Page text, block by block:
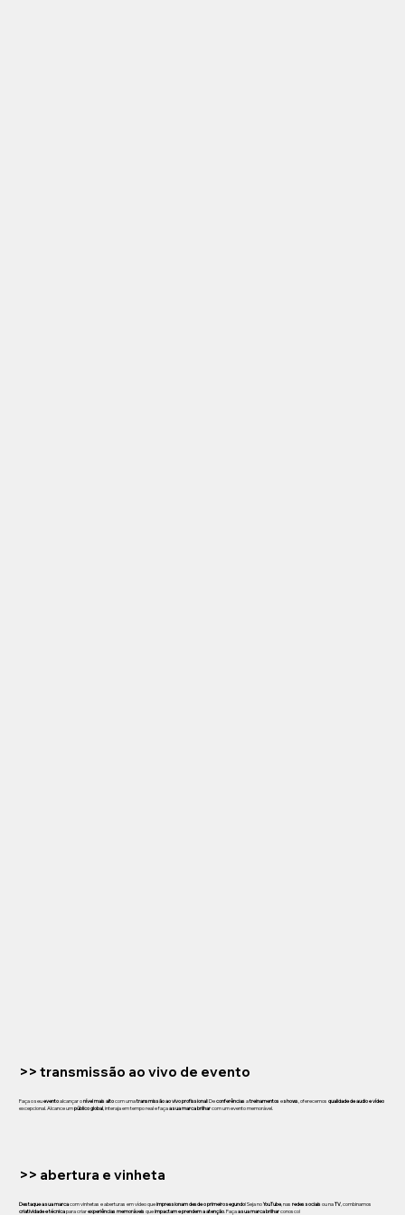
>> transmissão ao vivo de evento
Faça o seueventoalcançar onível mais altocom umatransmissão ao vivo profissional! Deconferências atreinamentos eshows , oferecemos qualidade de audio e vídeo
excepcional. Alcance umpúblico global, interaja em tempo real e façaa sua marca brilharcom um evento memorável.
>> abertura e vinheta
Destaque a sua marcacom vinhetas e aberturas em vídeo queimpressionam desde o primeiro segundo! Seja noYouTube, nas redes sociais ou naTV, combinamos
criatividade e técnicapara criarexperiências memoráveis queimpactam e prendem a atenção. Façaa sua marca brilharconosco!